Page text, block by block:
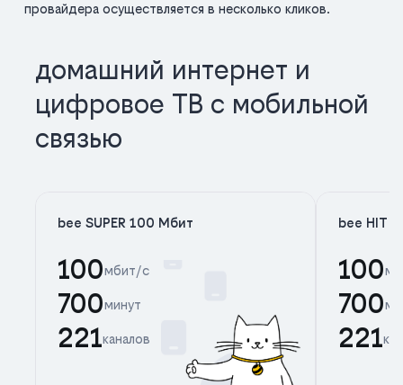
провайдера осуществляется в несколько кликов.
домашний интернет и
цифровое ТВ с мобильной
связью
bee SUPER 100 Мбит
100мбит/с
700минут
221каналов
bee HIT
100
700
221